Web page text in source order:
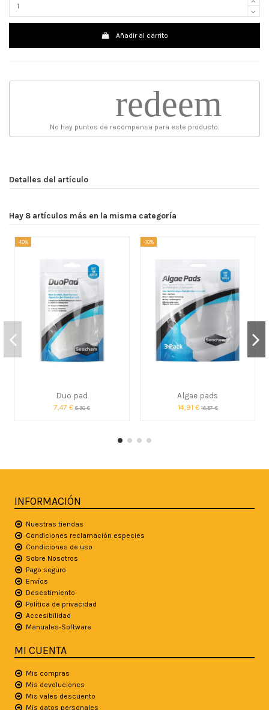
Añadir al carrito
redeem
No hay puntos de recompensa para este producto.
Detalles del artículo
Hay 8 artículos más en la misma categoría
-10%
Duo pad
7,47 €8,30 €
-10%
Algae pads
14,91 € 16,57 €
INFORMACIÓN
Nuestras tiendas
Condiciones reclamación especies
Condiciones de uso
Sobre Nosotros
Pago seguro
Envíos
Desestimiento
Política de privacidad
Accesibilidad
Manuales-Software
MI CUENTA
Mis compras
Mis devoluciones
Mis vales descuento
Mis datos personales